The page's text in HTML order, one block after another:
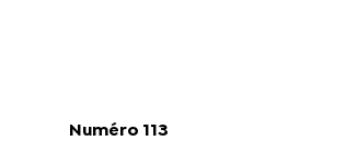
Numéro 113